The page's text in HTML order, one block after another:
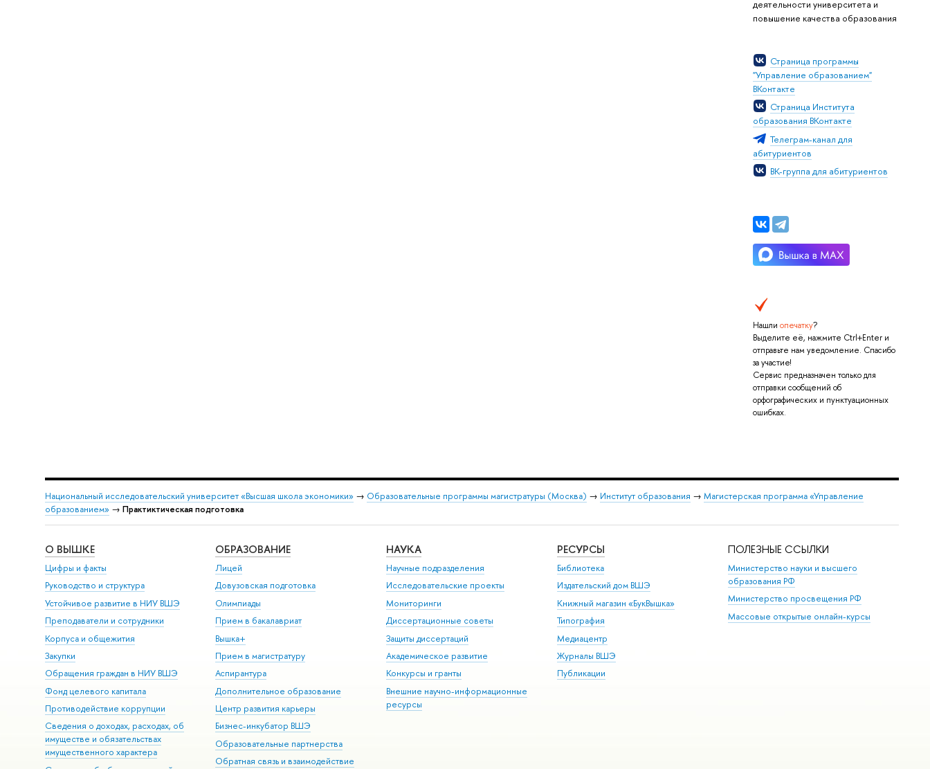
деятельности университета и
повышение качества образования
Страница программы
"Управление образованием"
ВКонтакте
Страница Института
образования ВКонтакте
Телеграм-канал для
абитуриентов
ВК-группа для абитуриентов
Нашли опечатку?
Выделите её, нажмите Ctrl+Enter и
отправьте нам уведомление. Спасибо
за участие!
Сервис предназначен только для
отправки сообщений об
орфографических и пунктуационных
ошибках.
Национальный исследовательский университет «Высшая школа экономики» → Образовательные программы магистратуры (Москва) → Институт образования → Магистерская программа «Управление
образованием» → Практиктическая подготовка
О ВЫШКЕ
Цифры и факты
Руководство и структура
Устойчивое развитие в НИУ ВШЭ
Преподаватели и сотрудники
Корпуса и общежития
Закупки
Обращения граждан в НИУ ВШЭ
Фонд целевого капитала
Противодействие коррупции
Сведения о доходах, расходах, об
имуществе и обязательствах
имущественного характера
ОБРАЗОВАНИЕ
Лицей
Довузовская подготовка
Олимпиады
Прием в бакалавриат
Вышка+
Прием в магистратуру
Аспирантура
Дополнительное образование
Центр развития карьеры
Бизнес-инкубатор ВШЭ
Образовательные партнерства
Обратная связь и взаимодействие
НАУКА
Научные подразделения
Исследовательские проекты
Мониторинги
Диссертационные советы
Защиты диссертаций
Академическое развитие
Конкурсы и гранты
Внешние научно-информационные
ресурсы
РЕСУРСЫ
Библиотека
Издательский дом ВШЭ
Книжный магазин «БукВышка»
Типография
Медиацентр
Журналы ВШЭ
Публикации
ПОЛЕЗНЫЕ ССЫЛКИ
Министерство науки и высшего
образования РФ
Министерство просвещения РФ
Массовые открытые онлайн-курсы